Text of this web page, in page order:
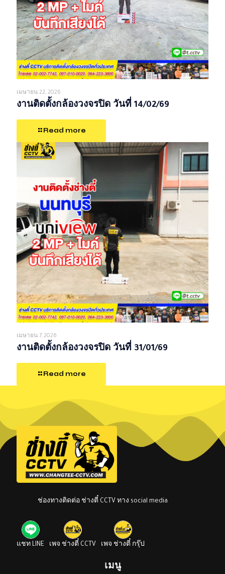
เมษายน 22, 2026
งานติดตั้งกล้องวงจรปิด วันที่ 14/02/69
Read more
เมษายน 7, 2026
งานติดตั้งกล้องวงจรปิด วันที่ 31/01/69
Read more
ช่องทางติดต่อ ช่างตี๋ CCTV ทาง social media
แชท LINE เพจ ช่างตี๋ CCTV เพจ ช่างตี๋ กรุ๊ป
เมนู